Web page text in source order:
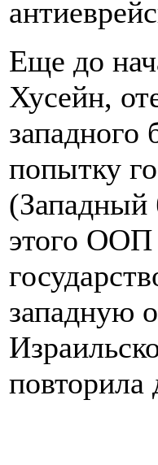
Еще до
Хусейн,
западного
попытку
(Западный
этого ООП
западную